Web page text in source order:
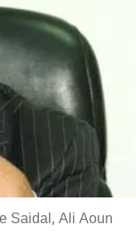
Saidal, Ali Aoun